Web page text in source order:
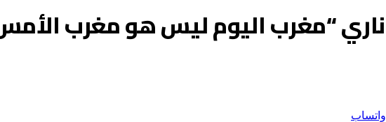
ناري “مغرب اليوم ليس هو مغرب الأمس
واتساب